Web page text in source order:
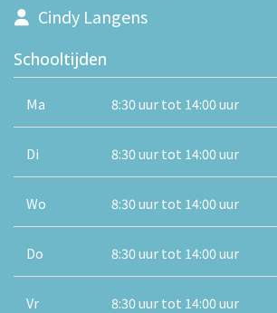
Cindy Langens
Schooltijden
Ma 8:30 uur tot 14:00 uur
Di 8:30 uur tot 14:00 uur
Wo 8:30 uur tot 14:00 uur
Do 8:30 uur tot 14:00 uur
Vr 8:30 uur tot 14:00 uur